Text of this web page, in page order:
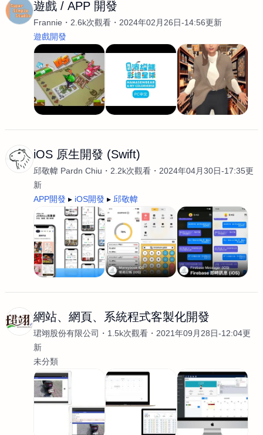
遊戲 / APP 開發
Frannie 2.6k次觀看
2024年02月26日-14:56更新
遊戲開發
iOS 原生開發 (Swift)
邱敬幃 Pardn Chiu 2.2k次觀看
2024年04月30日-17:35更
新
APP開發
iOS開發 邱敬幃
網站、網頁、系統程式客製化開發
珺翊股份有限公司 1.5k次觀看
2021年09月28日-12:04更
新
未分類